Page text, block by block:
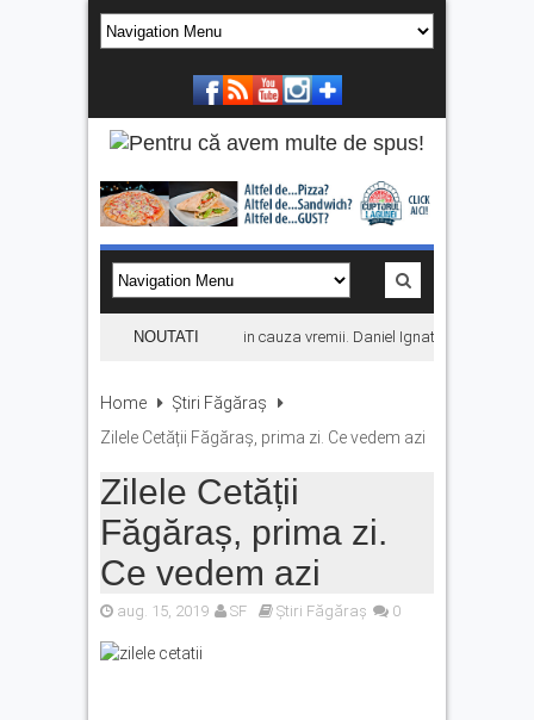
NOUTATI
Concertul KLUMEA se amână din cauza vremii. Daniel Ignat și Titi Cîrstea
Home
Știri Făgăraș
Zilele Cetății Făgăraș, prima zi. Ce vedem azi
Zilele Cetății
Făgăraș, prima zi.
Ce vedem azi
aug. 15, 2019 SF Știri Făgăraș 0